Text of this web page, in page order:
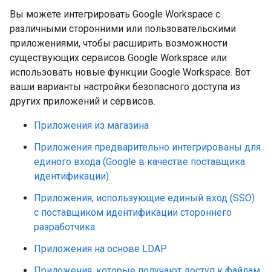
Вы можете интегрировать Google Workspace с
различными сторонними или пользовательскими
приложениями, чтобы расширить возможности
существующих сервисов Google Workspace или
использовать новые функции Google Workspace. Вот
ваши варианты настройки безопасного доступа из
других приложений и сервисов.
Приложения из магазина
Приложения предварительно интегрированы для
единого входа (Google в качестве поставщика
идентификации).
Приложения, использующие единый вход (SSO)
с поставщиком идентификации стороннего
разработчика.
Приложения на основе LDAP